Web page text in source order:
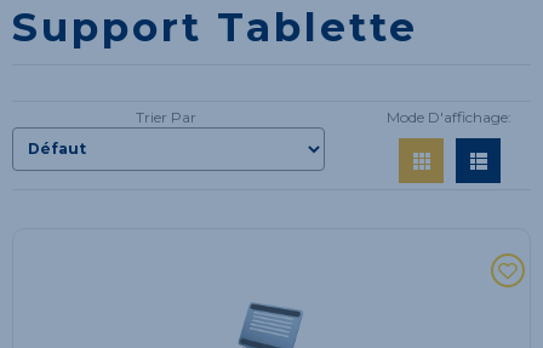
Support Tablette
Trier Par Mode D'affichage: